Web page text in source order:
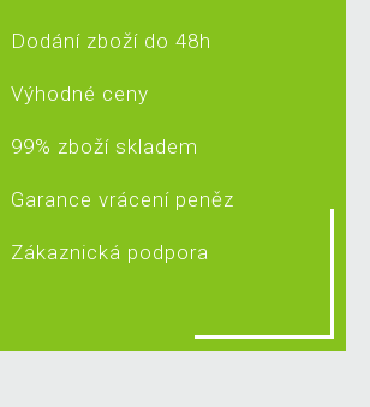
Dodání zboží do 48h
Výhodné ceny
99% zboží skladem
Garance vrácení peněz
Zákaznická podpora